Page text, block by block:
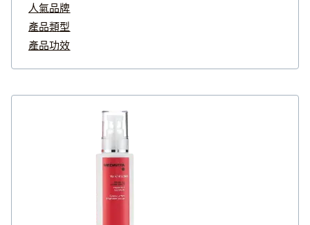
人氣品牌
產品類型
產品功效